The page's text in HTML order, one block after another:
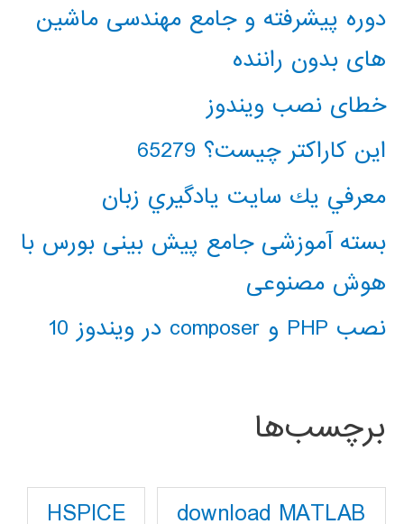
دوره پیشرفته و جامع مهندسی ماشین
های بدون راننده
خطای نصب ویندوز
این کاراکتر چیست؟ 65279
معرفي يك سايت يادگيري زبان
بسته آموزشی جامع پیش بینی بورس با
هوش مصنوعی
نصب PHP و composer در ویندوز 10
برچسب‌ها
download MATLAB
HSPICE